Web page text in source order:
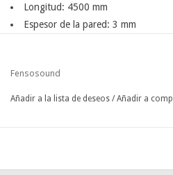
Longitud: 4500 mm
Espesor de la pared: 3 mm
Incluye tapa negra
Para muro de 300 cm de altura,
Fensosound
Añadir a la lista de deseos /Añadir a